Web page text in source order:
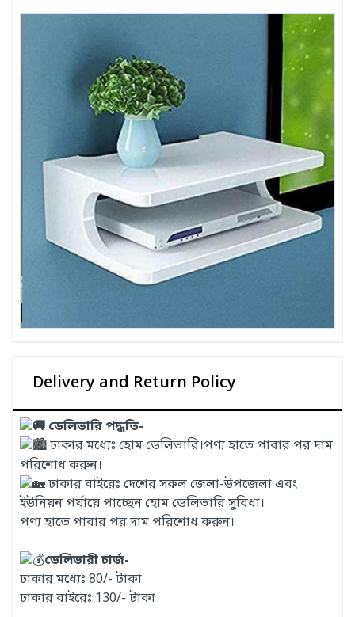
Delivery and Return Policy
ডেলিভারি পদ্ধতি-
ঢাকার মধ্যেঃ হোম ডেলিভারি।পণ্য হাতে পাবার পর দাম
পরিশোধ করুন।
ঢাকার বাইরেঃ দেশের সকল জেলা-উপজেলা এবং
ইউনিয়ন পর্যায়ে পাচ্ছেন হোম ডেলিভারি সুবিধা।
পণ্য হাতে পাবার পর দাম পরিশোধ করুন।
ডেলিভারী চার্জ-
ঢাকার মধ্যেঃ 80/- টাকা
ঢাকার বাইরেঃ 130/- টাকা